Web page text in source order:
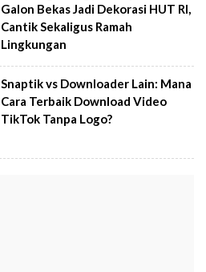
Galon Bekas Jadi Dekorasi HUT RI,
Cantik Sekaligus Ramah
Lingkungan
Snaptik vs Downloader Lain: Mana
Cara Terbaik Download Video
TikTok Tanpa Logo?